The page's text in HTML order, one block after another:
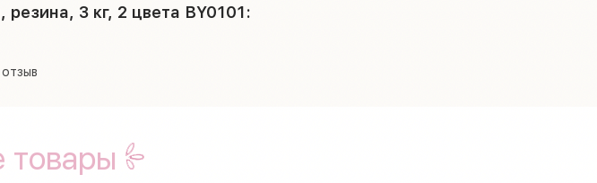
3 кг, 2 цвета BY0101: